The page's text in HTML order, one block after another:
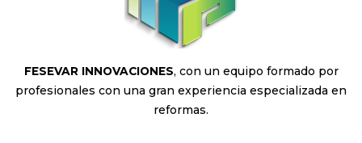
FESEVAR INNOVACIONES, con un equipo formado por
profesionales con una gran experiencia especializada en
reformas.